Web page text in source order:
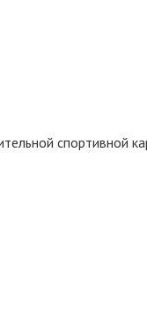
спортивной